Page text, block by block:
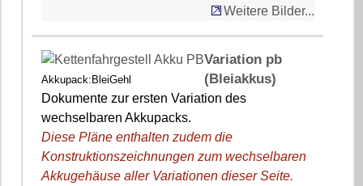
Weitere Bilder...
Akkupack:BleiGehl
Variation pb
(Bleiakkus)
Dokumente zur ersten Variation des
wechselbaren Akkupacks.
Diese Pläne enthalten zudem die
Konstruktionszeichnungen zum wechselbaren
Akkugehäuse aller Variationen dieser Seite.